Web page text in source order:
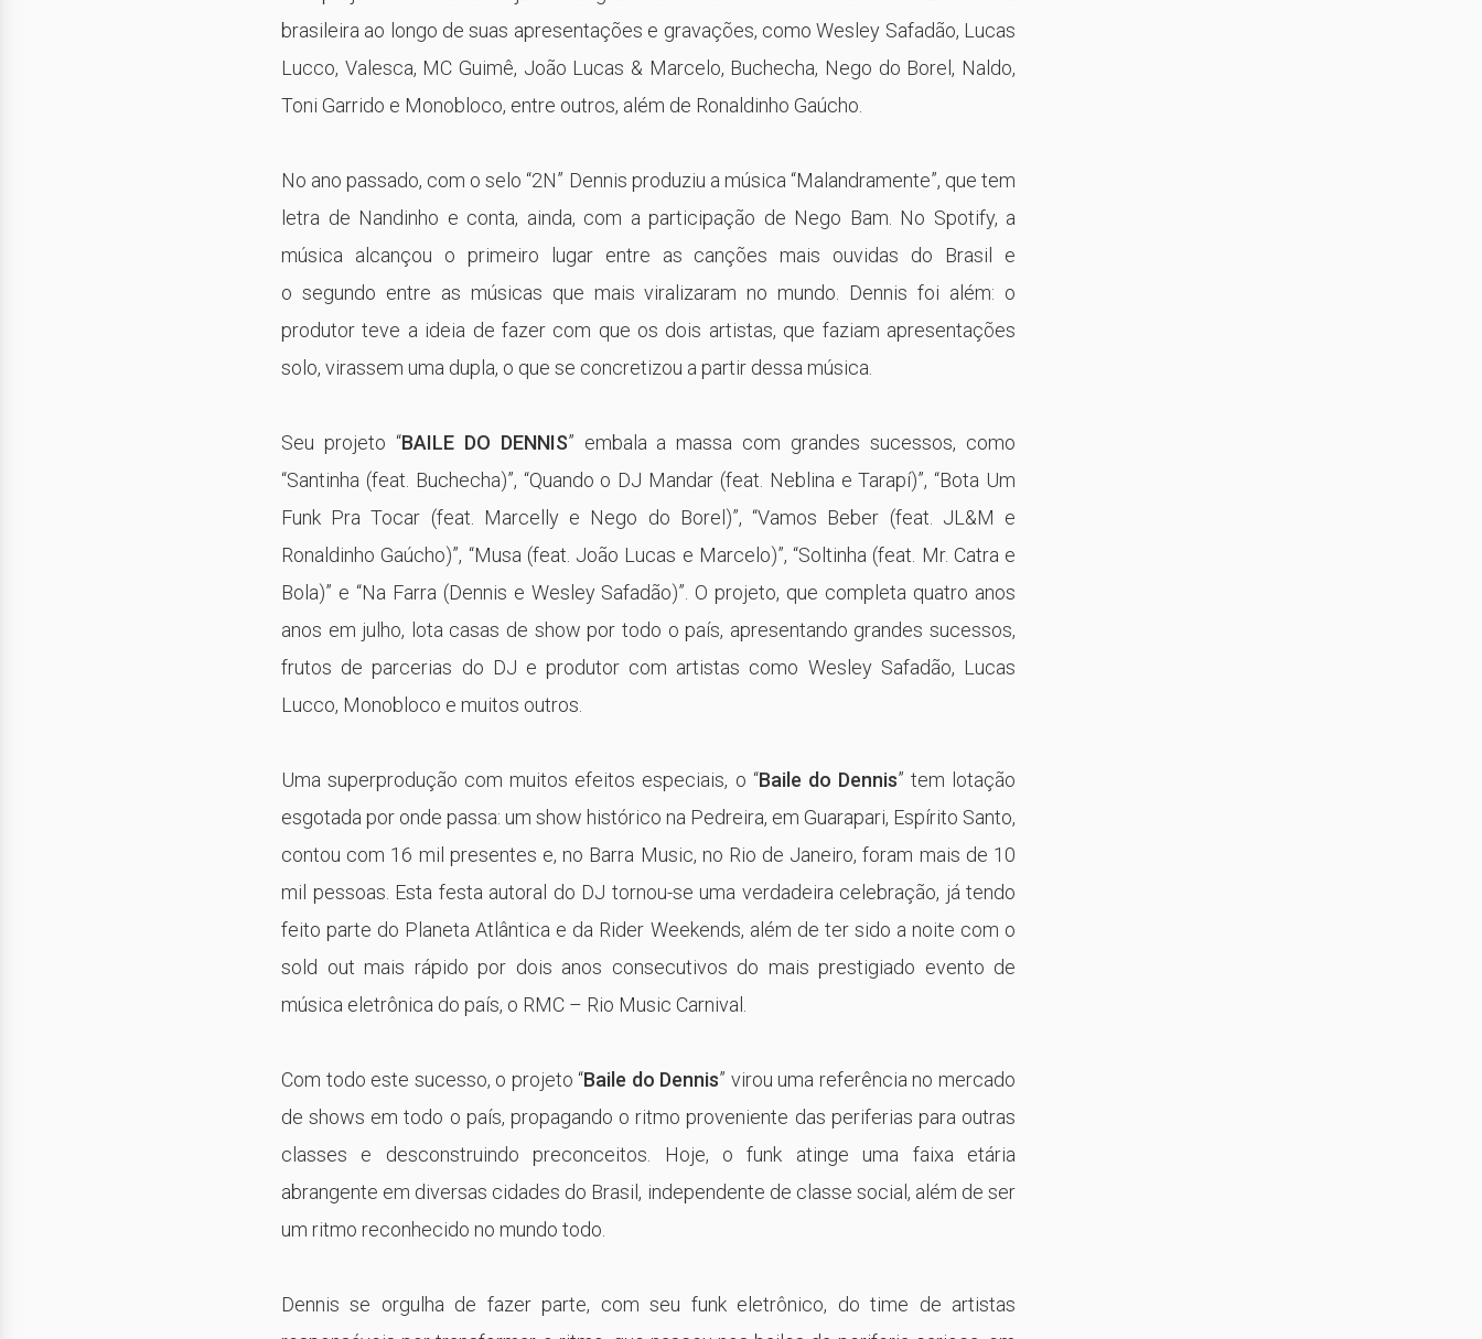
brasileira ao longo de suas apresentações e gravações, como Wesley Safadão, Lucas
Lucco, Valesca, MC Guimê, João Lucas & Marcelo, Buchecha, Nego do Borel, Naldo,
Toni Garrido e Monobloco, entre outros, além de Ronaldinho Gaúcho.
No ano passado, com o selo “2N” Dennis produziu a música “Malandramente”, que tem
letra de Nandinho e conta, ainda, com a participação de Nego Bam. No Spotify, a
música alcançou o primeiro lugar entre as canções mais ouvidas do Brasil e
o segundo entre as músicas que mais viralizaram no mundo. Dennis foi além: o
produtor teve a ideia de fazer com que os dois artistas, que faziam apresentações
solo, virassem uma dupla, o que se concretizou a partir dessa música.
Seu projeto “BAILE DO DENNIS” embala a massa com grandes sucessos, como
“Santinha (feat. Buchecha)”, “Quando o DJ Mandar (feat. Neblina e Tarapí)”, “Bota Um
Funk Pra Tocar (feat. Marcelly e Nego do Borel)”, “Vamos Beber (feat. JL&M e
Ronaldinho Gaúcho)”, “Musa (feat. João Lucas e Marcelo)”, “Soltinha (feat. Mr. Catra e
Bola)” e “Na Farra (Dennis e Wesley Safadão)”. O projeto, que completa quatro anos
anos em julho, lota casas de show por todo o país, apresentando grandes sucessos,
frutos de parcerias do DJ e produtor com artistas como Wesley Safadão, Lucas
Lucco, Monobloco e muitos outros.
Uma superprodução com muitos efeitos especiais, o “Baile do Dennis” tem lotação
esgotada por onde passa: um show histórico na Pedreira, em Guarapari, Espírito Santo,
contou com 16 mil presentes e, no Barra Music, no Rio de Janeiro, foram mais de 10
mil pessoas. Esta festa autoral do DJ tornou-se uma verdadeira celebração, já tendo
feito parte do Planeta Atlântica e da Rider Weekends, além de ter sido a noite com o
sold out mais rápido por dois anos consecutivos do mais prestigiado evento de
música eletrônica do país, o RMC – Rio Music Carnival.
Com todo este sucesso, o projeto “Baile do Dennis” virou uma referência no mercado
de shows em todo o país, propagando o ritmo proveniente das periferias para outras
classes e desconstruindo preconceitos. Hoje, o funk atinge uma faixa etária
abrangente em diversas cidades do Brasil, independente de classe social, além de ser
um ritmo reconhecido no mundo todo.
Dennis se orgulha de fazer parte, com seu funk eletrônico, do time de artistas